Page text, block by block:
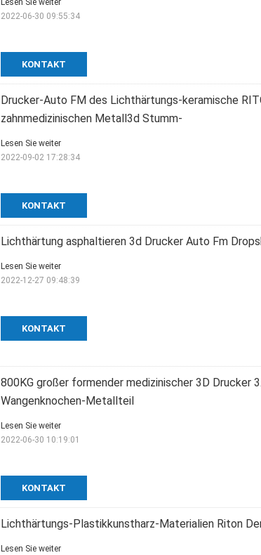
KONTAKT
Lesen Sie weiter
2022-06-30 09:55:34
Drucker-Auto FM des Lichthärtungs-keramische
zahnmedizinischen Metall3d Stumm-
KONTAKT
Lesen Sie weiter
2022-09-02 17:28:34
Lichthärtung asphaltieren 3d Drucker Auto Fm
KONTAKT
Lesen Sie weiter
2022-12-27 09:48:39
800KG großer formender medizinischer 3D Drucker
Wangenknochen-Metallteil
KONTAKT
Lesen Sie weiter
2022-06-30 10:19:01
Lichthärtungs-Plastikkunstharz-Materialien Riton
Lesen Sie weiter